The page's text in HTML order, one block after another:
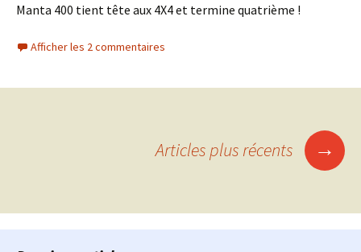
Manta 400 tient tête aux 4X4 et termine quatrième !
Afficher les 2 commentaires
NavigationArticles plus récents →